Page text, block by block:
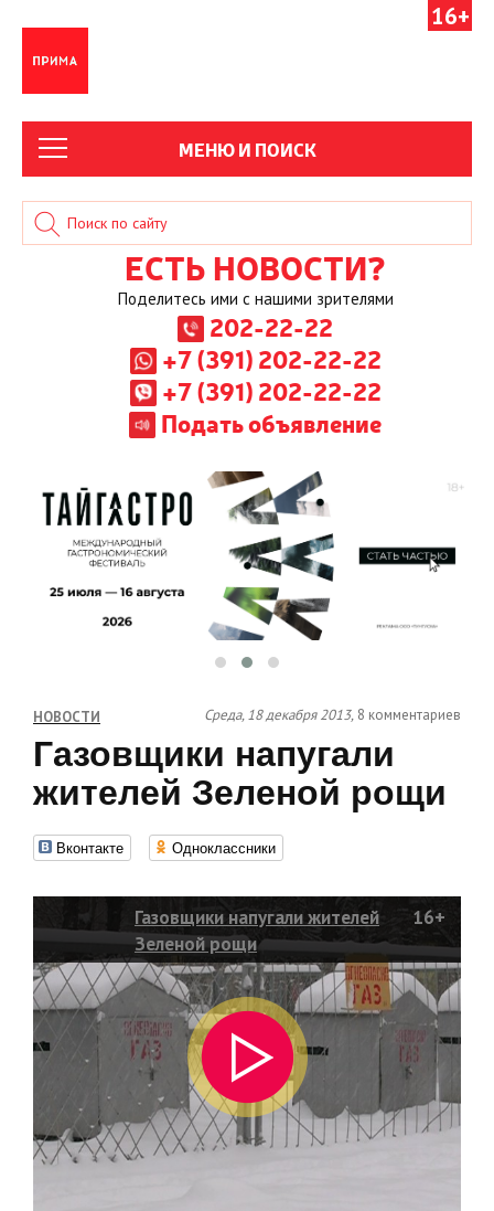
16+
МЕНЮ И ПОИСК
ЕСТЬ НОВОСТИ?
Поделитесь ими с нашими зрителями
202-22-22
+7 (391) 202-22-22
+7 (391) 202-22-22
Подать объявление
НОВОСТИ Среда, 18 декабря 2013, 8 комментариев
Газовщики напугали
жителей Зеленой рощи
Вконтакте Одноклассники
Газовщики напугали жителей
Зеленой рощи
16+